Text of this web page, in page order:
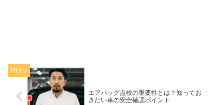
エアバッグ点検の重要性とは？知ってお
きたい車の安全確認ポイント